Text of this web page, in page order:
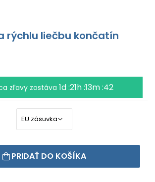
rýchlu liečbu končatín
zľavy zostáva1d :21h :13m :41
PRIDAŤ DO KOŠÍKA